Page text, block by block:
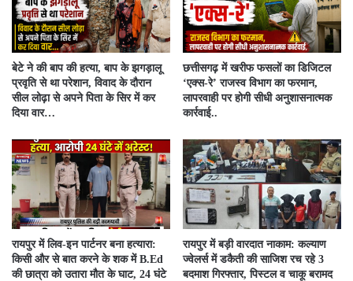
बेटे ने की बाप की हत्या, बाप के झगड़ालू
प्रवृति से था परेशान, विवाद के दौरान
सील लोढ़ा से अपने पिता के सिर में कर
दिया वार…
​छत्तीसगढ़ में खरीफ फसलों का डिजिटल
‘एक्स-रे’ राजस्व विभाग का फरमान,
लापरवाही पर होगी सीधी अनुशासनात्मक
कार्रवाई..
रायपुर में लिव-इन पार्टनर बना हत्यारा:
किसी और से बात करने के शक में B.Ed
की छात्रा को उतारा मौत के घाट, 24 घंटे
रायपुर में बड़ी वारदात नाकाम: कल्याण
ज्वेलर्स में डकैती की साजिश रच रहे 3
बदमाश गिरफ्तार, पिस्टल व चाकू बरामद